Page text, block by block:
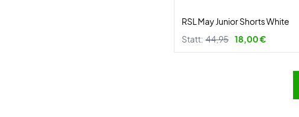
RSL May Junior Shorts White
Statt: 44,95 18,00 €